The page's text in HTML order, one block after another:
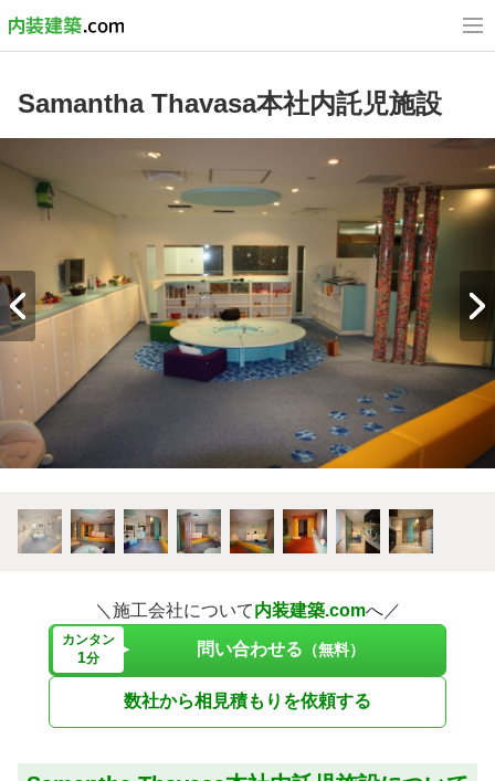
Samantha Thavasa本社内託児施設
＼施工会社について内装建築.comへ／
カンタン
1分 問い合わせる （無料）
数社から相見積もりを依頼する